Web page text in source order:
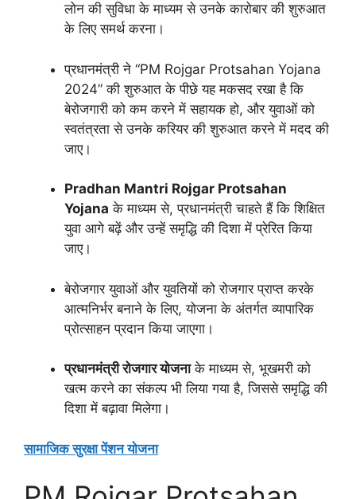
लोन की सुविधा के माध्यम से उनके कारोबार की शुरुआत
के लिए समर्थ करना।
प्रधानमंत्री ने “PM Rojgar Protsahan Yojana
2024” की शुरुआत के पीछे यह मकसद रखा है कि
बेरोजगारी को कम करने में सहायक हो, और युवाओं को
स्वतंत्रता से उनके करियर की शुरुआत करने में मदद की
जाए।
Pradhan Mantri Rojgar Protsahan
Yojana के माध्यम से, प्रधानमंत्री चाहते हैं कि शिक्षित
युवा आगे बढ़ें और उन्हें समृद्धि की दिशा में प्रेरित किया
जाए।
बेरोजगार युवाओं और युवतियों को रोजगार प्राप्त करके
आत्मनिर्भर बनाने के लिए, योजना के अंतर्गत व्यापारिक
प्रोत्साहन प्रदान किया जाएगा।
प्रधानमंत्री रोजगार योजनाके माध्यम से, भूखमरी को
खत्म करने का संकल्प भी लिया गया है, जिससे समृद्धि की
दिशा में बढ़ावा मिलेगा।
सामाजिक सुरक्षा पेंशन योजना